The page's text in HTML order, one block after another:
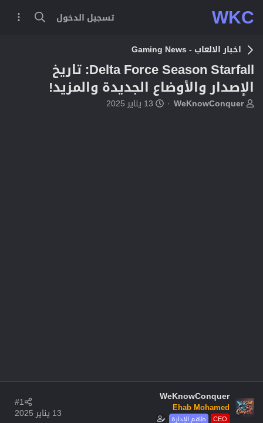
WKC تسجيل الدخول
اخبار الالعاب - Gaming News
Delta Force Season Starfall: تاريخ
الإصدار والأوضاع الجديدة والمزيد!
بWeKnowConquer
ت13 يناير 2025
WeKnowConquer
Ehab Mohamed
طاقم الإدارة CEO
13 يناير 2025
#1